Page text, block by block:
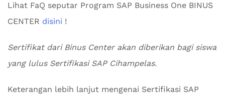
Lihat FaQ seputar Program SAP Business One BINUS
CENTER disini !
Sertifikat dari Binus Center akan diberikan bagi siswa
yang lulus Sertifikasi SAP Cihampelas.
Keterangan lebih lanjut mengenai Sertifikasi SAP